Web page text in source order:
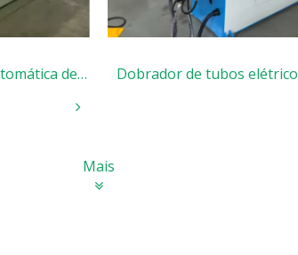
de
Dobrador de tubos elétrico
Mais